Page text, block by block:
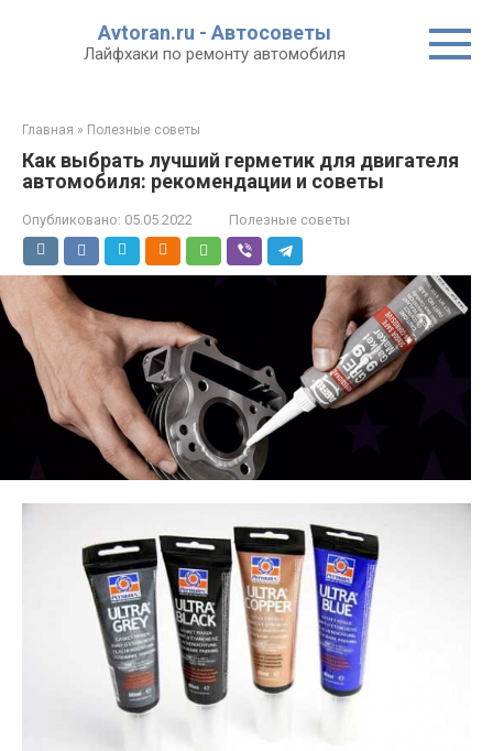
Avtoran.ru - Автосоветы
Лайфхаки по ремонту автомобиля
Главная » Полезные советы
Как выбрать лучший герметик для двигателя
автомобиля: рекомендации и советы
Опубликовано: 05.05.2022 Полезные советы